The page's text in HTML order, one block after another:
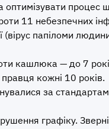
оптимізувати процес
11 небезпечних
(вірус папіломи
кашлюка — до 7
кожні 10 років.
за
графіку.